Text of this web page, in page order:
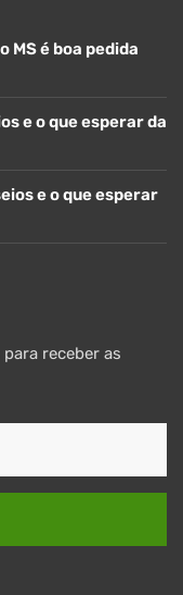
MS é boa pedida
e o que esperar da
e o que esperar
receber as